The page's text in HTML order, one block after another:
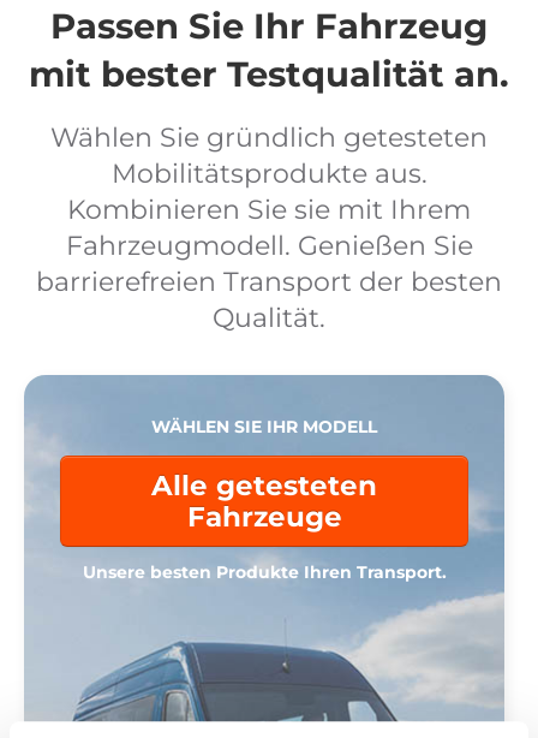
Passen Sie Ihr Fahrzeug
mit bester Testqualität an.
Wählen Sie gründlich getesteten
Mobilitätsprodukte aus.
Kombinieren Sie sie mit Ihrem
Fahrzeugmodell. Genießen Sie
barrierefreien Transport der besten
Qualität.
WÄHLEN SIE IHR MODELL
Alle getesteten
Fahrzeuge
Unsere besten Produkte Ihren Transport.